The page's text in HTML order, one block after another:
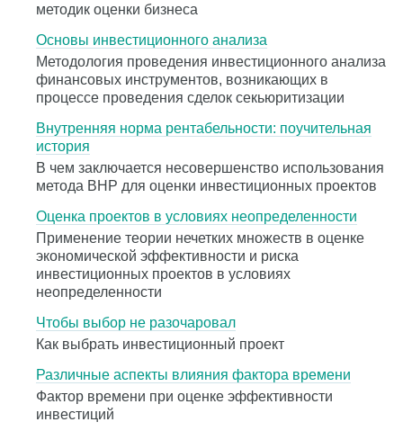
методик оценки бизнеса
Основы инвестиционного анализа
Методология проведения инвестиционного анализа
финансовых инструментов, возникающих в
процессе проведения сделок секьюритизации
Внутренняя норма рентабельности: поучительная
история
В чем заключается несовершенство использования
метода ВНР для оценки инвестиционных проектов
Оценка проектов в условиях неопределенности
Применение теории нечетких множеств в оценке
экономической эффективности и риска
инвестиционных проектов в условиях
неопределенности
Чтобы выбор не разочаровал
Как выбрать инвестиционный проект
Различные аспекты влияния фактора времени
Фактор времени при оценке эффективности
инвестиций